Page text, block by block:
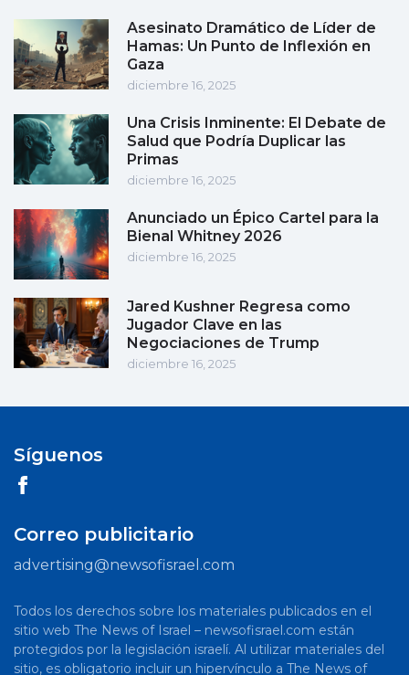
Asesinato Dramático de Líder de
Hamas: Un Punto de Inflexión en
Gaza
diciembre 16, 2025
Una Crisis Inminente: El Debate de
Salud que Podría Duplicar las
Primas
diciembre 16, 2025
Anunciado un Épico Cartel para la
Bienal Whitney 2026
diciembre 16, 2025
Jared Kushner Regresa como
Jugador Clave en las
Negociaciones de Trump
diciembre 16, 2025
Síguenos
Correo publicitario
advertising@newsofisrael.com
Todos los derechos sobre los materiales publicados en el
sitio web The News of Israel – newsofisrael.com están
protegidos por la legislación israelí. Al utilizar materiales del
sitio, es obligatorio incluir un hipervínculo a The News of